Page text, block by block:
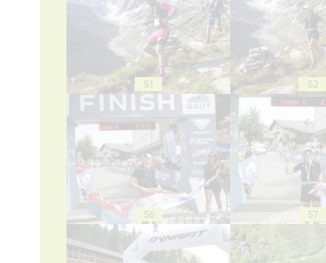
51 52
56 57